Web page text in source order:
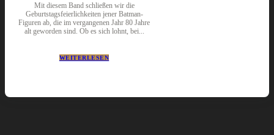
Mit diesem Band schließen wir die
Geburtstagsfeierlichkeiten jener Batman-
Figuren ab, die im vergangenen Jahr 80 Jahre
alt geworden sind. Ob es sich lohnt, bei...
WEITERLESEN